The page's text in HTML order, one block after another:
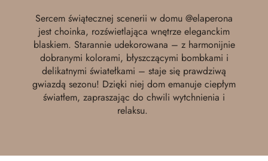
Sercem świątecznej scenerii w domu @elaperona
jest choinka, rozświetlająca wnętrze eleganckim
blaskiem. Starannie udekorowana – z harmonijnie
dobranymi kolorami, błyszczącymi bombkami i
delikatnymi światełkami – staje się prawdziwą
gwiazdą sezonu! Dzięki niej dom emanuje ciepłym
światłem, zapraszając do chwili wytchnienia i
relaksu.